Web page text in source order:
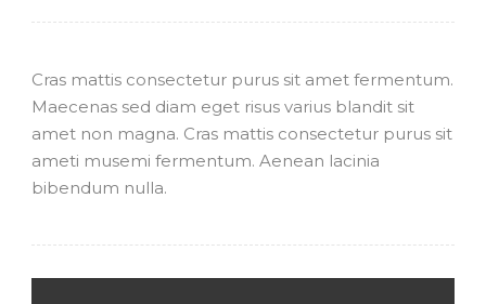
Cras mattis consectetur purus sit amet fermentum.
Maecenas sed diam eget risus varius blandit sit
amet non magna. Cras mattis consectetur purus sit
ameti musemi fermentum. Aenean lacinia
bibendum nulla.